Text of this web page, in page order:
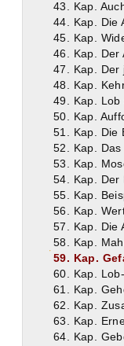
49. Kap. Lob
56. Kap.
58. Kap.
60. Kap.
64. Kap.